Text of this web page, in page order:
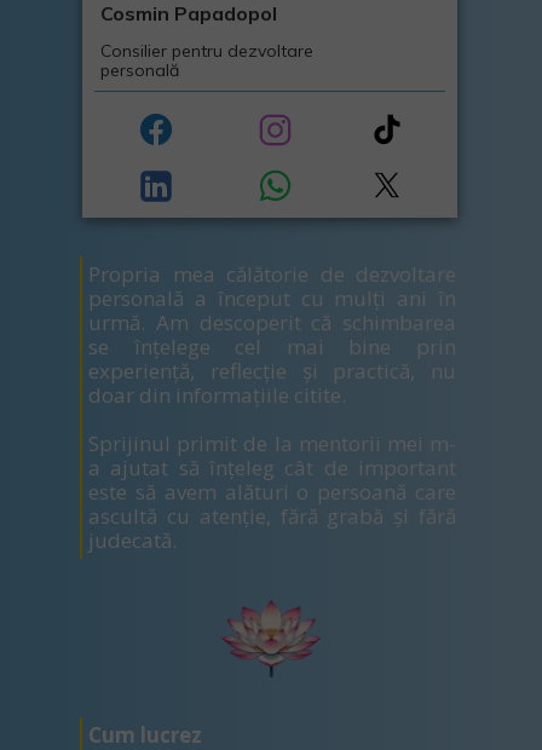
Cosmin Papadopol
Consilier pentru dezvoltare
personală
Propria mea călătorie de dezvoltare
personală a început cu mulți ani în
urmă. Am descoperit că schimbarea
se înțelege cel mai bine prin
experiență, reflecție și practică, nu
doar din informațiile citite.
Sprijinul primit de la mentorii mei m-
a ajutat să înțeleg cât de important
este să avem alături o persoană care
ascultă cu atenție, fără grabă și fără
judecată.
Cum lucrez